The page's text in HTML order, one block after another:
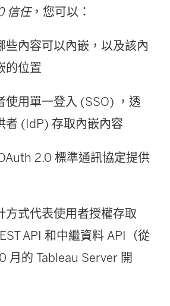
信任，您可以：
些內容可以內嵌，以及該內
的位置
使用單一登入 (SSO) ，透
者 (IdP) 存取內嵌內容
2.0 標準通訊協定提供
方式代表使用者授權存取
API 和中繼資料 API（從
月的 Tableau Server 開